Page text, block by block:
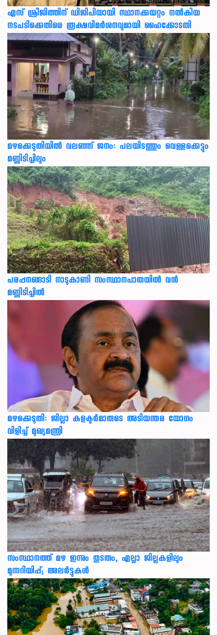
എസ് ശ്രീജിത്തിന് ഡിജിപിയായി സ്ഥാനക്കയറ്റം നൽകിയ
നടപടിക്കെതിരെ രൂക്ഷവിമർശനവുമായി ഹൈക്കോടതി
മഴക്കെടുതിയിൽ വലഞ്ഞ് ജനം: പലയിടത്തും വെള്ളക്കെട്ടും
മണ്ണിടിച്ചിലും
പരപ്പനങ്ങാടി നാടുകാണി സംസ്ഥാനപാതയില്‍ വന്‍
മണ്ണിടിച്ചില്‍
മഴക്കെടുതി: ജില്ലാ കളക്ടർമാരുടെ അടിയന്തര യോഗം
വിളിച്ച് മുഖ്യമന്ത്രി
സംസ്ഥാനത്ത് മഴ ഇന്നും തുടരും, എല്ലാ ജില്ലകളിലും
മുന്നറിയിപ്പ്; അലർട്ടുകൾ